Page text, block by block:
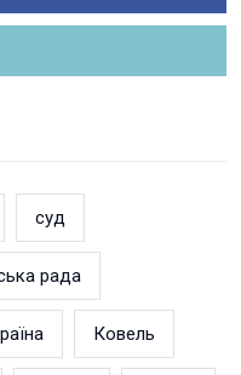
суд
рада
Ковель